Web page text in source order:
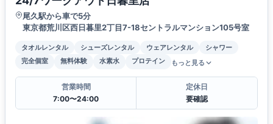
尾久駅から車で5分
東京都荒川区西日暮里2丁目7-18セントラルマンション105号室
タオルレンタル シューズレンタル ウェアレンタル
シャワー
完全個室
無料体験 水素水 プロテイン もっと見る
営業時間
7:00〜24:00
定休日
要確認